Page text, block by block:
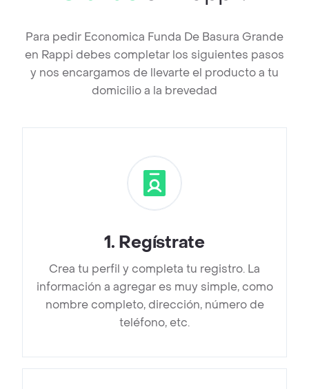
Para pedir Economica Funda De Basura Grande
en Rappi debes completar los siguientes pasos
y nos encargamos de llevarte el producto a tu
domicilio a la brevedad
1. Regístrate
Crea tu perfil y completa tu registro. La
información a agregar es muy simple, como
nombre completo, dirección, número de
teléfono, etc.